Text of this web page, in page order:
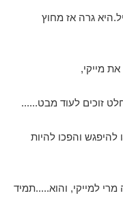
התחיל.היא גרה אז מחוץ
מייקי,
זוכים לעוד מבט......
והפכו להיות
למייקי, והוא.....תמיד